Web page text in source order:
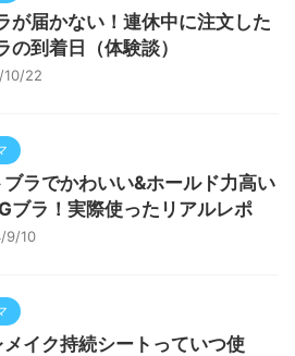
が届かない！連休中に注文した
の到着日（体験談）
10/22
ラでかわいい&ホールド力高い
ブラ！実際使ったリアルレポ
9/10
メイク持続シートっていつ使